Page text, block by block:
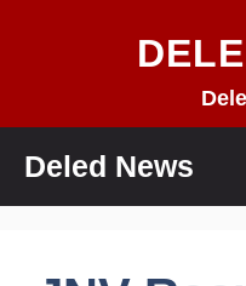
Deled News